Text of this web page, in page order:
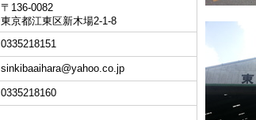
〒136-0082
東京都江東区新木場2-1-8
0335218151
sinkibaaihara@yahoo.co.jp
0335218160